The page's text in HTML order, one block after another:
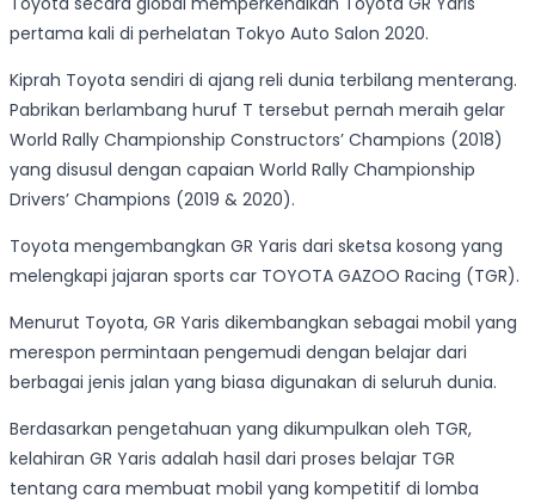
pertama kali di perhelatan Tokyo Auto Salon 2020.
Kiprah Toyota sendiri di ajang reli dunia terbilang menterang.
Pabrikan berlambang huruf T tersebut pernah meraih gelar
World Rally Championship Constructors’ Champions (2018)
yang disusul dengan capaian World Rally Championship
Drivers’ Champions (2019 & 2020).
Toyota mengembangkan GR Yaris dari sketsa kosong yang
melengkapi jajaran sports car TOYOTA GAZOO Racing (TGR).
Menurut Toyota, GR Yaris dikembangkan sebagai mobil yang
merespon permintaan pengemudi dengan belajar dari
berbagai jenis jalan yang biasa digunakan di seluruh dunia.
Berdasarkan pengetahuan yang dikumpulkan oleh TGR,
kelahiran GR Yaris adalah hasil dari proses belajar TGR
tentang cara membuat mobil yang kompetitif di lomba